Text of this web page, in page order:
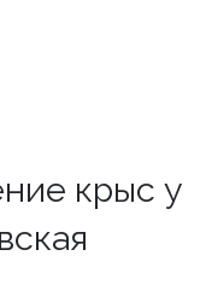
крыс у